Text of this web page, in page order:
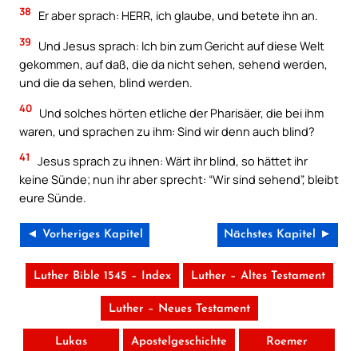
38 Er aber sprach: HERR, ich glaube, und betete ihn an.
39
Und Jesus sprach: Ich bin zum Gericht auf diese Welt
gekommen, auf daß, die da nicht sehen, sehend werden,
und die da sehen, blind werden.
40 Und solches hörten etliche der Pharisäer, die bei ihm
waren, und sprachen zu ihm: Sind wir denn auch blind?
41
Jesus sprach zu ihnen: Wärt ihr blind, so hättet ihr
keine Sünde; nun ihr aber sprecht: “Wir sind sehend”, bleibt
eure Sünde.
◄ Vorheriges Kapitel Nächstes Kapitel ►
Luther Bible 1545 – Index Luther – Altes Testament
Luther – Neues Testament
Lukas Apostelgeschichte Roemer